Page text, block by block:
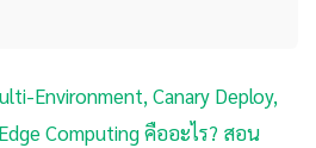
Environment, Canary Deploy,
Computing คืออะไร? สอน